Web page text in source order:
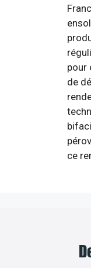
pour
de
ce